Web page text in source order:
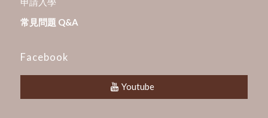
常見問題 Q&A
Facebook
Youtube